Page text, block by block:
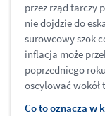
przez rząd tarczy
nie dojdzie do
surowcowy szok
inflacja może
poprzedniego
oscylować wokół
Co to oznacza w